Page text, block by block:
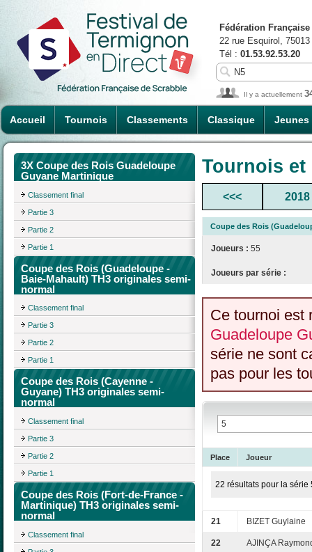
Accueil Tournois Classements Classique Jeunes
Fédération
22 rue Esquirol,
Tél : 01.53.92.53.20
Il y a actuellement
3X Coupe des Rois Guadeloupe
Guyane Martinique
Classement final
Partie 3
Partie 2
Partie 1
Coupe des Rois (Guadeloupe -
Baie-Mahault) TH3 originales semi-
normal
Classement final
Partie 3
Partie 2
Partie 1
Coupe des Rois (Cayenne -
Guyane) TH3 originales semi-
normal
Classement final
Partie 3
Partie 2
Partie 1
Coupe des Rois (Fort-de-France -
Martinique) TH3 originales semi-
normal
Classement final
Tournois
<<< 2018
Coupe des Rois
Joueurs : 55
Joueurs par série :
Ce tournoi est
Guadeloupe
série ne sont
pas pour les
Place Joueur
22 résultats pour la série
21 BIZET Guylaine
22 AJINÇA